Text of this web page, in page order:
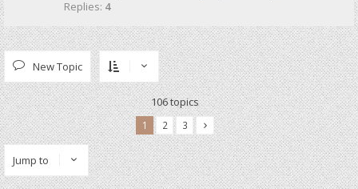
Replies: 4
New Topic
106 topics
1 2 3
Jump to